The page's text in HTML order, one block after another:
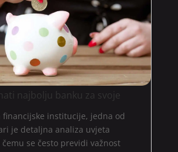
najbolju banku za svoje
financijske institucije, jedna od
je detaljna analiza uvjeta
se često previdi važnost